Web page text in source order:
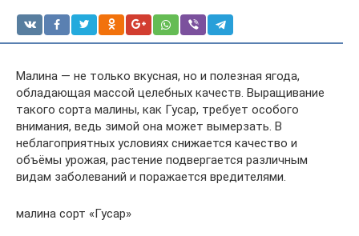
Малина — не только вкусная, но и полезная ягода,
обладающая массой целебных качеств. Выращивание
такого сорта малины, как Гусар, требует особого
внимания, ведь зимой она может вымерзать. В
неблагоприятных условиях снижается качество и
объёмы урожая, растение подвергается различным
видам заболеваний и поражается вредителями.
малина сорт «Гусар»